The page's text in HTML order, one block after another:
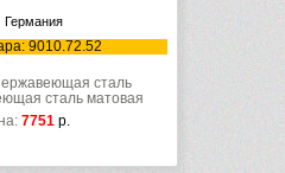
Германия
9010.72.52
сталь
сталь матовая
7751р.